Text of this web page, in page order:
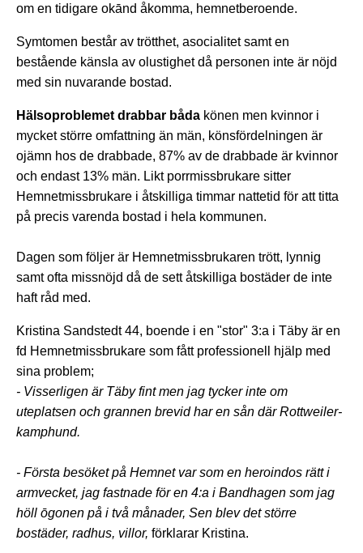
om en tidigare okānd åkomma, hemnetberoende.
Symtomen består av trötthet, asocialitet samt en
bestående känsla av olustighet då personen inte är nöjd
med sin nuvarande bostad.
Hälsoproblemet drabbar båda könen men kvinnor i
mycket större omfattning än män, könsfördelningen är
ojämn hos de drabbade, 87% av de drabbade är kvinnor
och endast 13% män. Likt porrmissbrukare sitter
Hemnetmissbrukare i åtskilliga timmar nattetid för att titta
på precis varenda bostad i hela kommunen.
Dagen som följer är Hemnetmissbrukaren trött, lynnig
samt ofta missnöjd då de sett åtskilliga bostäder de inte
haft råd med.
Kristina Sandstedt 44, boende i en "stor" 3:a i Täby är en
fd Hemnetmissbrukare som fått professionell hjälp med
sina problem;
- Visserligen är Täby fint men jag tycker inte om
uteplatsen och grannen brevid har en sån där Rottweiler-
kamphund.
- Första besöket på Hemnet var som en heroindos rätt i
armvecket, jag fastnade för en 4:a i Bandhagen som jag
höll ōgonen på i två månader, Sen blev det större
bostäder, radhus, villor, förklarar Kristina.